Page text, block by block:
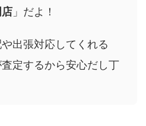
店 」だよ！
出張対応してくれる
査定するから安心だし丁